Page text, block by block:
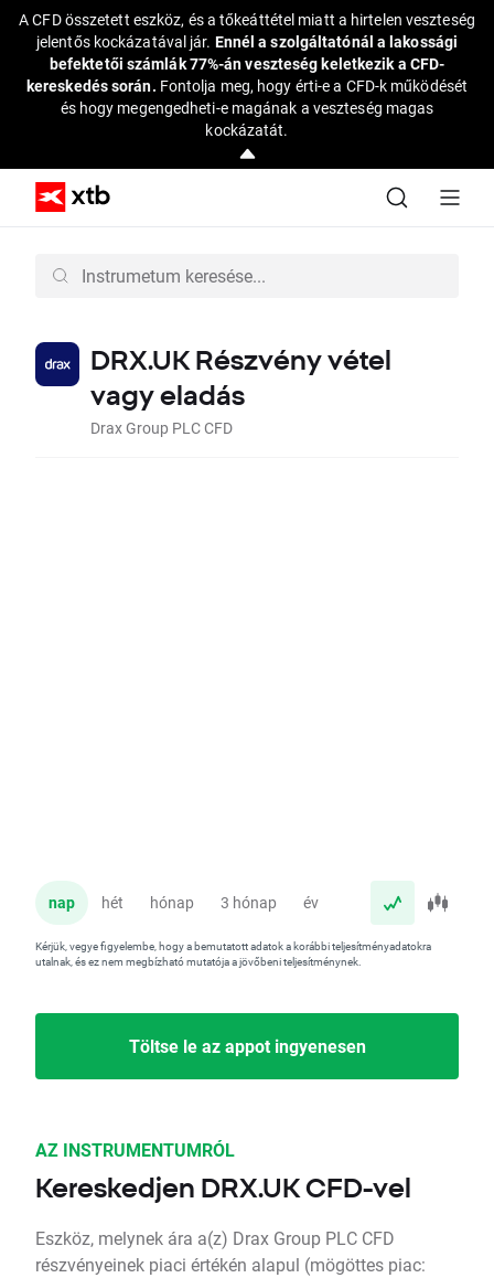
A CFD összetett eszköz, és a tőkeáttétel miatt a hirtelen veszteség
jelentős kockázatával jár. Ennél a szolgáltatónál a lakossági
befektetői számlák 77%-án veszteség keletkezik a CFD-
kereskedés során. Fontolja meg, hogy érti-e a CFD-k működését
és hogy megengedheti-e magának a veszteség magas
kockázatát.
DRX.UK Részvény vétel
vagy eladás
Drax Group PLC CFD
nap hét hónap 3 hónap év
Kérjük, vegye figyelembe, hogy a bemutatott adatok a korábbi teljesítményadatokra
utalnak, és ez nem megbízható mutatója a jövőbeni teljesítménynek.
Töltse le az appot ingyenesen
AZ INSTRUMENTUMRÓL
Kereskedjen DRX.UK CFD-vel
Eszköz, melynek ára a(z) Drax Group PLC CFD
részvényeinek piaci értékén alapul (mögöttes piac: